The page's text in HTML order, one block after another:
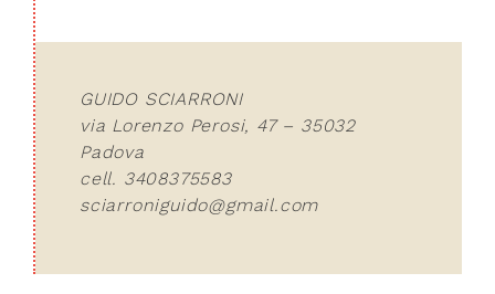
GUIDO SCIARRONI
via Lorenzo Perosi, 47 – 35032
Padova
cell. 3408375583
sciarroniguido@gmail.com